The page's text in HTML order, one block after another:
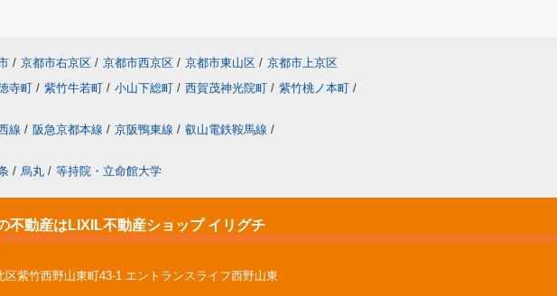
/ 京都市右京区 / 京都市西京区 / 京都市東山区 / 京都市上京区
寺町 / 紫竹牛若町 / 小山下総町 / 西賀茂神光院町 / 紫竹桃ノ本町 /
線 / 阪急京都本線 / 京阪鴨東線 / 叡山電鉄鞍馬線 /
/ 烏丸 / 等持院・立命館大学
不動産はLIXIL不動産ショップ イリグチ
区紫竹西野山東町43-1 エントランスライフ西野山東